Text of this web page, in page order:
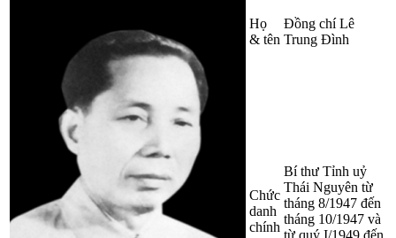
Họ
& tên
Đồng chí Lê
Trung Đình
Chức
danh
chính
Bí thư Tỉnh uỷ
Thái Nguyên từ
tháng 8/1947 đến
tháng 10/1947 và
từ quý I/1949 đến